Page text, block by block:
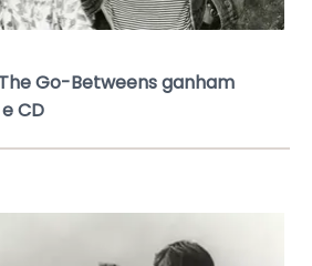
Go-Betweens ganham
CD